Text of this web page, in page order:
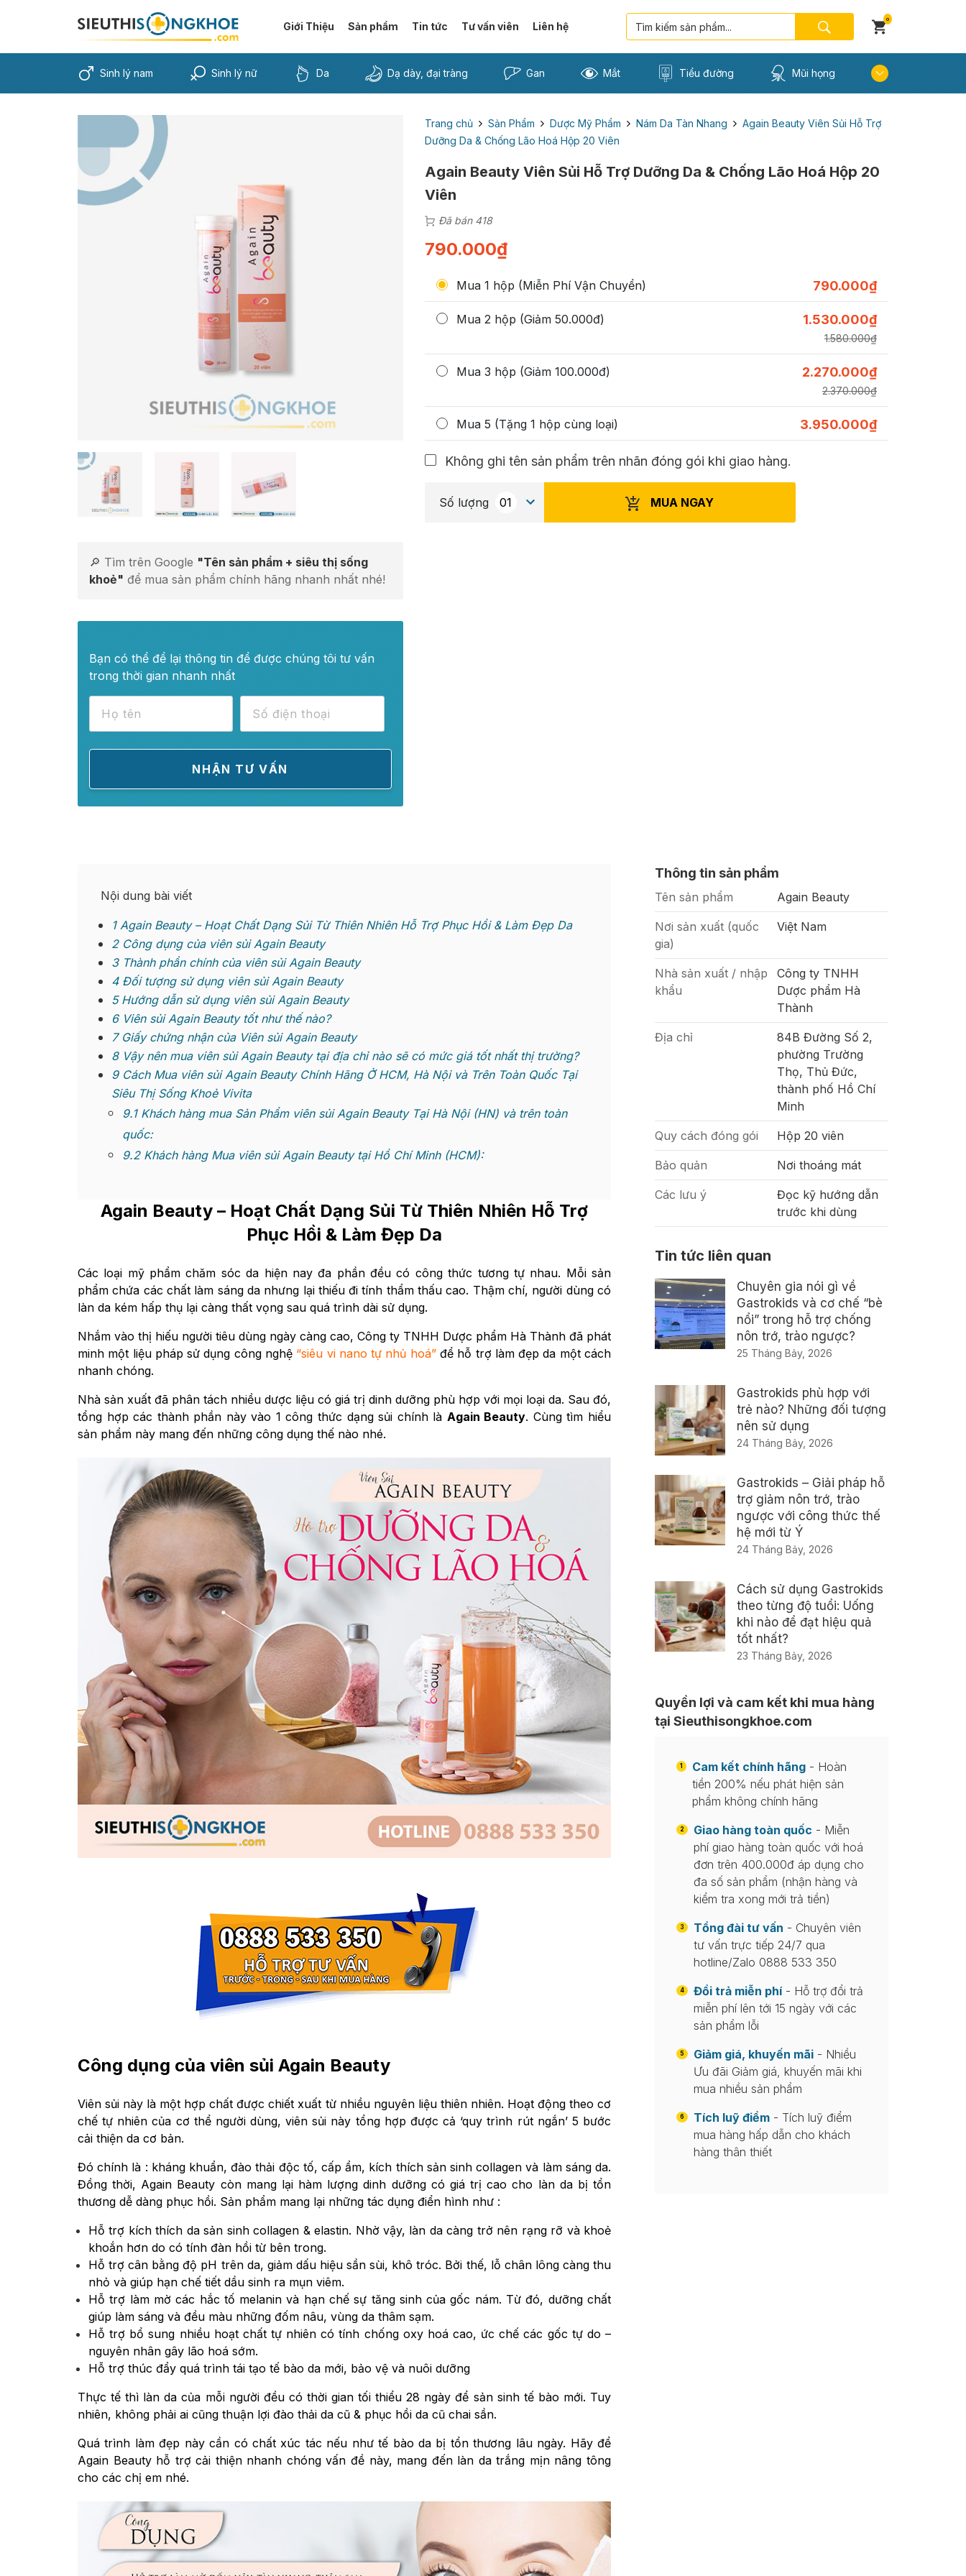
Giới Thiệu Sản phẩm Tin tức Tư vấn viên Liên hệ
0
Sinh lý nam Sinh lý nữ Da Dạ dày, đại tràng Gan Mắt Tiểu đường Mũi họng
🔎 Tìm trên Google "Tên sản phẩm + siêu thị sống
khoẻ" để mua sản phẩm chính hãng nhanh nhất nhé!
Bạn có thể để lại thông tin để được chúng tôi tư vấn
trong thời gian nhanh nhất
Trang chủ Sản Phẩm Dược Mỹ Phẩm Nám Da Tàn Nhang
Again Beauty Viên Sủi Hỗ Trợ
Dưỡng Da & Chống Lão Hoá Hộp 20 Viên
Again Beauty Viên Sủi Hỗ Trợ Dưỡng Da & Chống Lão Hoá Hộp 20
Viên
Đã bán 418
790.000₫
Mua 1 hộp (Miễn Phí Vận Chuyển) 790.000₫
Mua 2 hộp (Giảm 50.000đ)
1.580.000₫
1.530.000₫
Mua 3 hộp (Giảm 100.000đ)
2.370.000₫
2.270.000₫
Mua 5 (Tặng 1 hộp cùng loại) 3.950.000₫
Không ghi tên sản phẩm trên nhãn đóng gói khi giao hàng.
Số lượng MUA NGAY
Nội dung bài viết
1Again Beauty – Hoạt Chất Dạng Sủi Từ Thiên Nhiên Hỗ Trợ Phục Hồi & Làm Đẹp Da
2Công dụng của viên sủi Again Beauty
3Thành phần chính của viên sủi Again Beauty
4Đối tượng sử dụng viên sủi Again Beauty
5Hướng dẫn sử dụng viên sủi Again Beauty
6Viên sủi Again Beauty tốt như thế nào?
7Giấy chứng nhận của Viên sủi Again Beauty
8Vậy nên mua viên sủi Again Beauty tại địa chỉ nào sẽ có mức giá tốt nhất thị trường?
9Cách Mua viên sủi Again Beauty Chính Hãng Ở HCM, Hà Nội và Trên Toàn Quốc Tại
Siêu Thị Sống Khoẻ Vivita
9.1Khách hàng mua Sản Phẩm viên sủi Again Beauty Tại Hà Nội (HN) và trên toàn
quốc:
9.2Khách hàng Mua viên sủi Again Beauty tại Hồ Chí Minh (HCM):
Again Beauty – Hoạt Chất Dạng Sủi Từ Thiên Nhiên Hỗ Trợ
Phục Hồi & Làm Đẹp Da
Các loại mỹ phẩm chăm sóc da hiện nay đa phần đều có công thức tương tự nhau. Mỗi sản
phẩm chứa các chất làm sáng da nhưng lại thiếu đi tính thẩm thấu cao. Thậm chí, người dùng có
làn da kém hấp thụ lại càng thất vọng sau quá trình dài sử dụng.
Nhắm vào thị hiếu người tiêu dùng ngày càng cao, Công ty TNHH Dược phẩm Hà Thành đã phát
minh một liệu pháp sử dụng công nghệ “siêu vi nano tự nhủ hoá”để hỗ trợ làm đẹp da một cách
nhanh chóng.
Nhà sản xuất đã phân tách nhiều dược liệu có giá trị dinh dưỡng phù hợp với mọi loại da. Sau đó,
tổng hợp các thành phần này vào 1 công thức dạng sủi chính là Again Beauty. Cùng tìm hiểu
sản phẩm này mang đến những công dụng thế nào nhé.
Công dụng của viên sủi Again Beauty
Viên sủi này là một hợp chất được chiết xuất từ nhiều nguyên liệu thiên nhiên. Hoạt động theo cơ
chế tự nhiên của cơ thể người dùng, viên sủi này tổng hợp được cả ‘quy trình rút ngắn’ 5 bước
cải thiện da cơ bản.
Đó chính là : kháng khuẩn, đào thải độc tố, cấp ẩm, kích thích sản sinh collagen và làm sáng da.
Đồng thời, Again Beauty còn mang lại hàm lượng dinh dưỡng có giá trị cao cho làn da bị tổn
thương dễ dàng phục hồi. Sản phẩm mang lại những tác dụng điển hình như :
Hỗ trợ kích thích da sản sinh collagen & elastin. Nhờ vậy, làn da càng trở nên rạng rỡ và khoẻ
khoắn hơn do có tính đàn hồi từ bên trong.
Hỗ trợ cân bằng độ pH trên da, giảm dấu hiệu sần sùi, khô tróc. Bởi thế, lỗ chân lông càng thu
nhỏ và giúp hạn chế tiết dầu sinh ra mụn viêm.
Hỗ trợ làm mờ các hắc tố melanin và hạn chế sự tăng sinh của gốc nám. Từ đó, dưỡng chất
giúp làm sáng và đều màu những đốm nâu, vùng da thâm sạm.
Hỗ trợ bổ sung nhiều hoạt chất tự nhiên có tính chống oxy hoá cao, ức chế các gốc tự do –
nguyên nhân gây lão hoá sớm.
Hỗ trợ thúc đẩy quá trình tái tạo tế bào da mới, bảo vệ và nuôi dưỡng
Thực tế thì làn da của mỗi người đều có thời gian tối thiểu 28 ngày để sản sinh tế bào mới. Tuy
nhiên, không phải ai cũng thuận lợi đào thải da cũ & phục hồi da cũ chai sần.
Quá trình làm đẹp này cần có chất xúc tác nếu như tế bào da bị tổn thương lâu ngày. Hãy để
Again Beauty hỗ trợ cải thiện nhanh chóng vấn đề này, mang đến làn da trắng mịn nâng tông
cho các chị em nhé.
Thông tin sản phẩm
Tên sản phẩm Again Beauty
Nơi sản xuất (quốc
gia)
Việt Nam
Nhà sản xuất / nhập
khẩu
Công ty TNHH
Dược phẩm Hà
Thành
Địa chỉ
84B Đường Số 2,
phường Trường
Thọ, Thủ Đức,
thành phố Hồ Chí
Minh
Quy cách đóng gói Hộp 20 viên
Bảo quản Nơi thoáng mát
Các lưu ý
Đọc kỹ hướng dẫn
trước khi dùng
Tin tức liên quan
Chuyên gia nói gì về
Gastrokids và cơ chế “bè
nổi” trong hỗ trợ chống
nôn trớ, trào ngược?
25 Tháng Bảy, 2026
Gastrokids phù hợp với
trẻ nào? Những đối tượng
nên sử dụng
24 Tháng Bảy, 2026
Gastrokids – Giải pháp hỗ
trợ giảm nôn trớ, trào
ngược với công thức thế
hệ mới từ Ý
24 Tháng Bảy, 2026
Cách sử dụng Gastrokids
theo từng độ tuổi: Uống
khi nào để đạt hiệu quả
tốt nhất?
23 Tháng Bảy, 2026
Quyền lợi và cam kết khi mua hàng
tại Sieuthisongkhoe.com
1 Cam kết chính hãng - Hoàn
tiền 200% nếu phát hiện sản
phẩm không chính hãng
2 Giao hàng toàn quốc - Miễn
phí giao hàng toàn quốc với hoá
đơn trên 400.000đ áp dụng cho
đa số sản phẩm (nhận hàng và
kiểm tra xong mới trả tiền)
3 Tổng đài tư vấn - Chuyên viên
tư vấn trực tiếp 24/7 qua
hotline/Zalo 0888 533 350
4 Đổi trả miễn phí- Hỗ trợ đổi trả
miễn phí lên tới 15 ngày với các
sản phẩm lỗi
5 Giảm giá, khuyến mãi - Nhiều
Ưu đãi Giảm giá, khuyến mãi khi
mua nhiều sản phẩm
6 Tích luỹ điểm - Tích luỹ điểm
mua hàng hấp dẫn cho khách
hàng thân thiết